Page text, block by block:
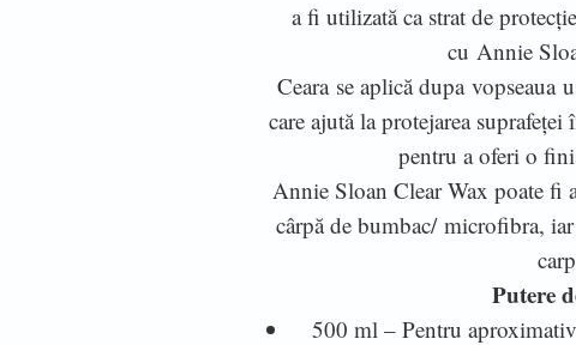
a fi utilizată ca strat de
cu Annie
Ceara se aplică dupa vopseaua
care ajută la protejarea
pentru a oferi o
Annie Sloan Clear Wax poate fi
cârpă de bumbac/ microfibra, iar
Putere
500 ml – Pentru